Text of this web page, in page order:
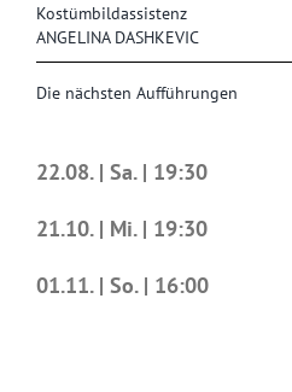
Kostümbildassistenz
ANGELINA DASHKEVIC
Die nächsten Aufführungen
22.08. | Sa. | 19:30
21.10. | Mi. | 19:30
01.11. | So. | 16:00